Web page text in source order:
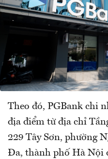
Theo đó, PGBank chi
địa điểm từ địa chỉ
229 Tây Sơn, phường
Đa, thành phố Hà Nội